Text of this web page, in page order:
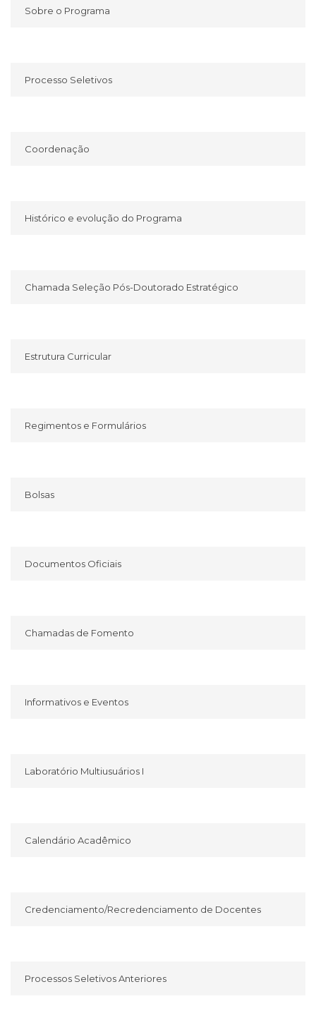
Sobre o Programa
Processo Seletivos
Coordenação
Histórico e evolução do Programa
Chamada Seleção Pós-Doutorado Estratégico
Estrutura Curricular
Regimentos e Formulários
Bolsas
Documentos Oficiais
Chamadas de Fomento
Informativos e Eventos
Laboratório Multiusuários I
Calendário Acadêmico
Credenciamento/Recredenciamento de Docentes
Processos Seletivos Anteriores